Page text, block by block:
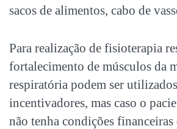
sacos de alimentos, cabo de
Para realização de fisioterapia
fortalecimento de músculos da
respiratória podem ser
incentivadores, mas caso o
não tenha condições